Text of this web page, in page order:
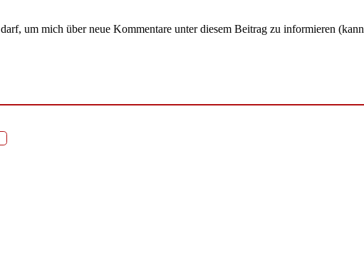
um mich über neue Kommentare unter diesem Beitrag zu informieren (kann